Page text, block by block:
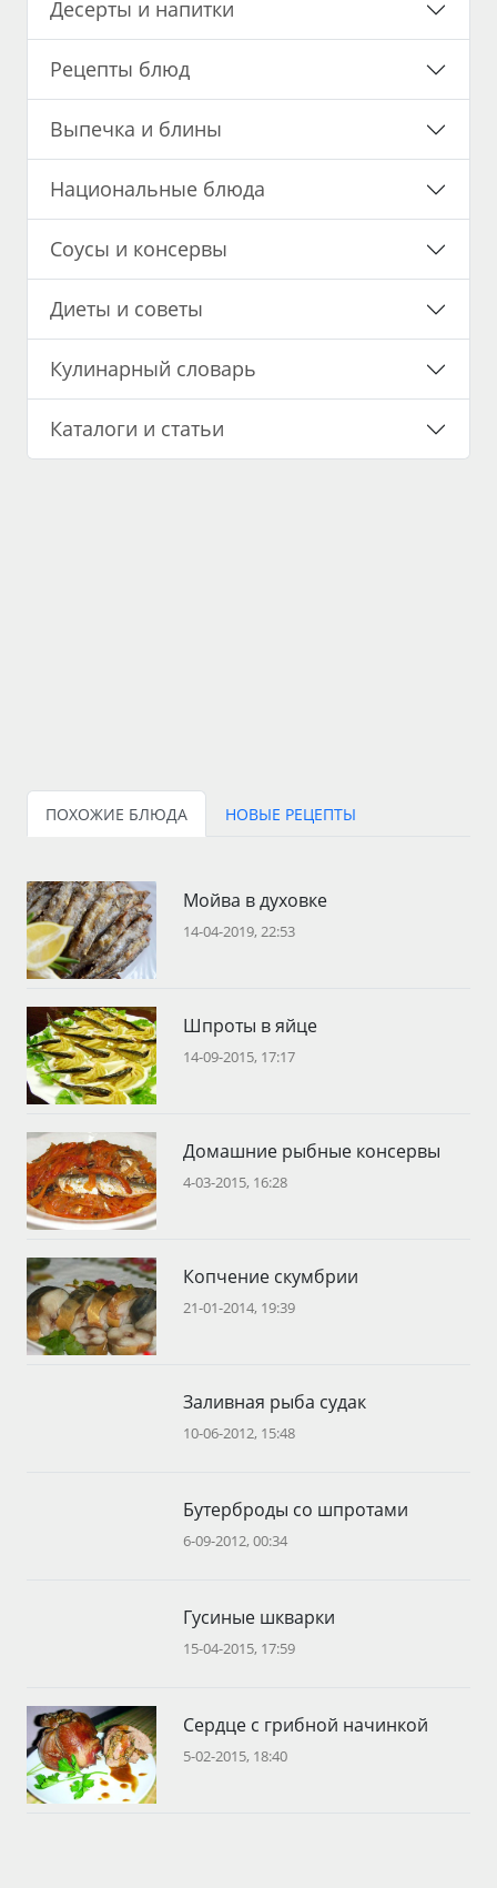
Десерты и напитки
Рецепты блюд
Выпечка и блины
Национальные блюда
Соусы и консервы
Диеты и советы
Кулинарный словарь
Каталоги и статьи
ПОХОЖИЕ БЛЮДА НОВЫЕ РЕЦЕПТЫ
Мойва в духовке
14-04-2019, 22:53
Шпроты в яйце
14-09-2015, 17:17
Домашние рыбные консервы
4-03-2015, 16:28
Копчение скумбрии
21-01-2014, 19:39
Заливная рыба судак
10-06-2012, 15:48
Бутерброды со шпротами
6-09-2012, 00:34
Гусиные шкварки
15-04-2015, 17:59
Сердце с грибной начинкой
5-02-2015, 18:40